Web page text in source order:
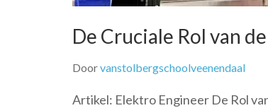
De Cruciale Rol van
Doorvanstolbergschoolveenendaal
Artikel: Elektro Engineer De Rol